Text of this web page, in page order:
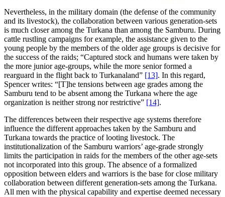
Nevertheless, in the military domain (the defense of the community
and its livestock), the collaboration between various generation-sets
is much closer among the Turkana than among the Samburu. During
cattle rustling campaigns for example, the assistance given to the
young people by the members of the older age groups is decisive for
the success of the raids; “Captured stock and humans were taken by
the more junior age-groups, while the more senior formed a
rearguard in the flight back to Turkanaland” [13]. In this regard,
Spencer writes: “[T]he tensions between age grades among the
Samburu tend to be absent among the Turkana where the age
organization is neither strong nor restrictive” [14].
The differences between their respective age systems therefore
influence the different approaches taken by the Samburu and
Turkana towards the practice of looting livestock. The
institutionalization of the Samburu warriors’ age-grade strongly
limits the participation in raids for the members of the other age-sets
not incorporated into this group. The absence of a formalized
opposition between elders and warriors is the base for close military
collaboration between different generation-sets among the Turkana.
All men with the physical capability and expertise deemed necessary